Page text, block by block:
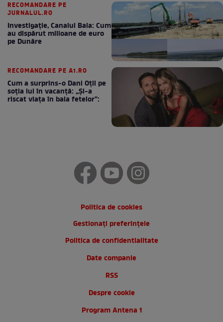
RECOMANDARE PE
JURNALUL.RO
Investigație, Canalul Bala: Cum
au dispărut milioane de euro
pe Dunăre
RECOMANDARE PE A1.RO
Cum a surprins-o Dani Oțil pe
soția lui în vacanță: „Și-a
riscat viața în baia fetelor”:
Politica de cookies
Gestionați preferințele
Politica de confidentialitate
Date companie
RSS
Despre cookie
Program Antena 1